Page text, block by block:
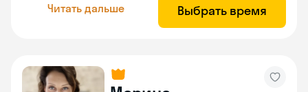
Читать дальше Выбрать время